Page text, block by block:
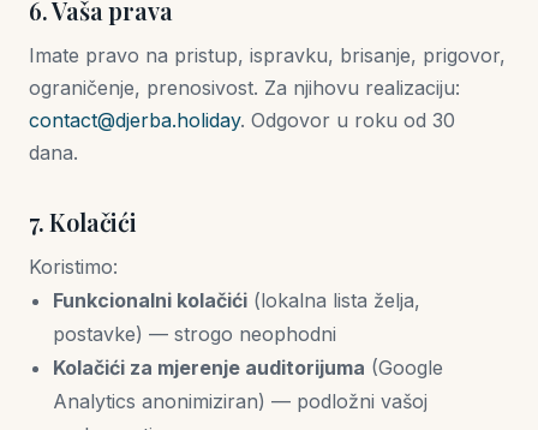
6. Vaša prava
Imate pravo na pristup, ispravku, brisanje, prigovor,
ograničenje, prenosivost. Za njihovu realizaciju:
contact@djerba.holiday. Odgovor u roku od 30
dana.
7. Kolačići
Koristimo:
Funkcionalni kolačići (lokalna lista želja,
postavke) — strogo neophodni
Kolačići za mjerenje auditorijuma (Google
Analytics anonimiziran) — podložni vašoj